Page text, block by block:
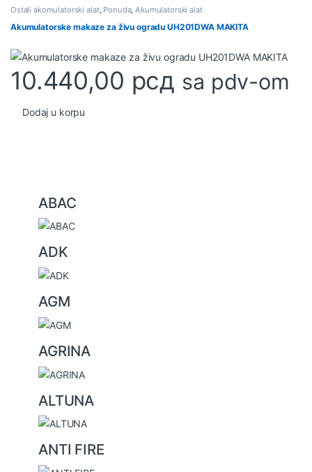
Ostali akomulatorski alat, Ponuda, Akumulatorski alat
Akumulatorske makaze za živu ogradu UH201DWA MAKITA
10.440,00 рсд sa pdv-om
Dodaj u korpu
ABAC
ADK
AGM
AGRINA
ALTUNA
ANTI FIRE